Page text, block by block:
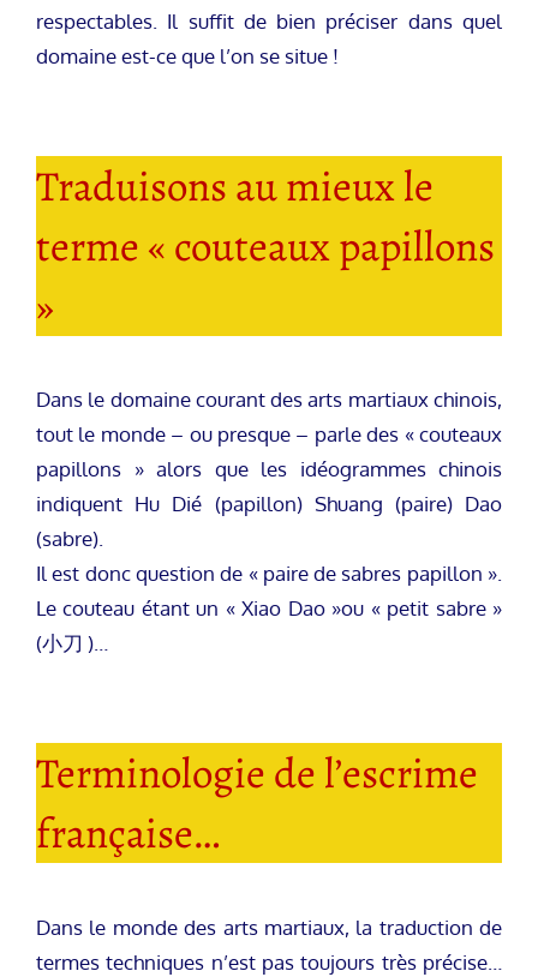
respectables. Il suffit de bien préciser dans quel
domaine est-ce que l’on se situe !
Traduisons au mieux le
terme « couteaux papillons
»
Dans le domaine courant des arts martiaux chinois,
tout le monde – ou presque – parle des « couteaux
papillons » alors que les idéogrammes chinois
indiquent Hu Dié (papillon) Shuang (paire) Dao
(sabre).
Il est donc question de « paire de sabres papillon ».
Le couteau étant un « Xiao Dao »ou « petit sabre »
(小刀 )…
Terminologie de l’escrime
française…
Dans le monde des arts martiaux, la traduction de
termes techniques n’est pas toujours très précise…